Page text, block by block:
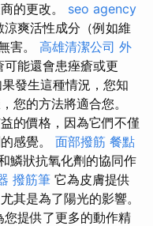
的更改。 seo agency
爽活性成分（例如維
害。 高雄清潔公司 外
能還會患痤瘡或更
發生這種情況，您知
您的方法將適合您。
的價格，因為它們不僅
感覺。 面部撥筋 餐點
鱗狀抗氧化劑的協同作
撥筋筆 它為皮膚提供
其是為了陽光的影響。
您提供了更多的動作精